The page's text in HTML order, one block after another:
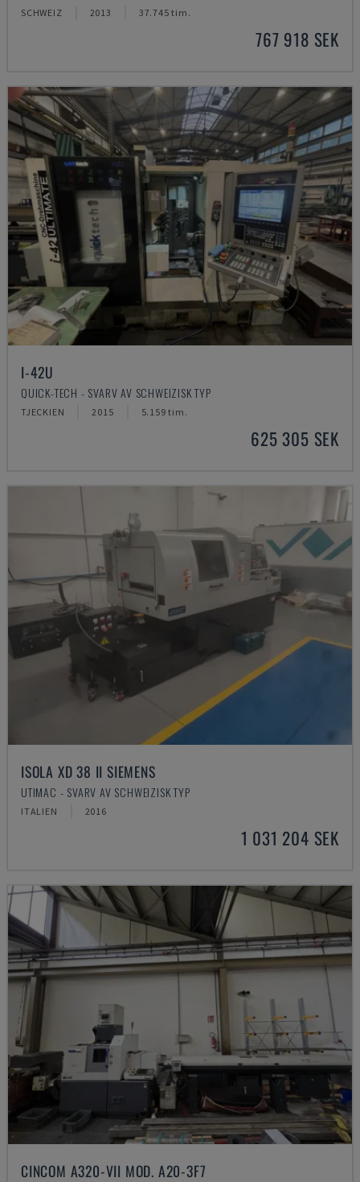
SCHWEIZ 2013 37.745 tim.
767 918 SEK
I-42U
QUICK-TECH - SVARV AV SCHWEIZISK TYP
TJECKIEN 2015 5.159 tim.
625 305 SEK
ISOLA XD 38 II SIEMENS
UTIMAC - SVARV AV SCHWEIZISK TYP
ITALIEN 2016
1 031 204 SEK
CINCOM A320-VII MOD. A20-3F7